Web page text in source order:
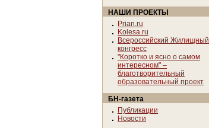
НАШИ ПРОЕКТЫ
Prian.ru
Kolesa.ru
Всероссийский Жилищный
конгресс
"Коротко и ясно о самом
интересном" –
благотворительный
образовательный проект
БН-газета
Публикации
Новости